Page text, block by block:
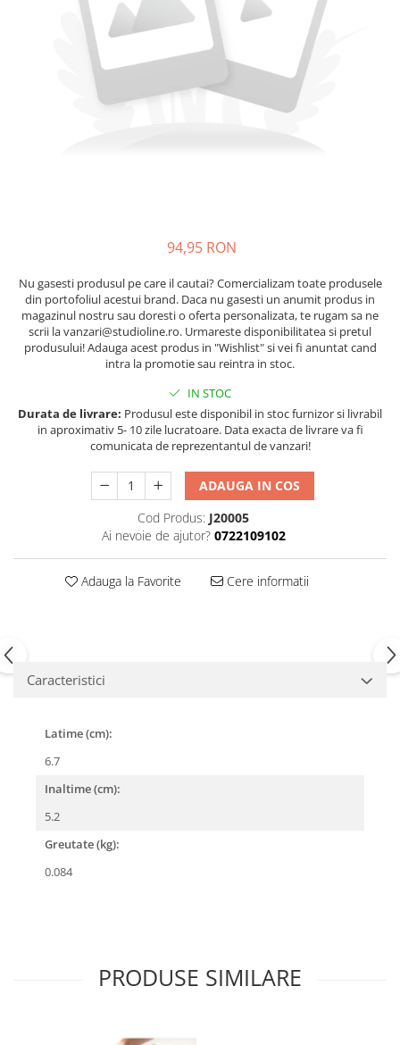
94,95 RON
Nu gasesti produsul pe care il cautai? Comercializam toate produsele
din portofoliul acestui brand. Daca nu gasesti un anumit produs in
magazinul nostru sau doresti o oferta personalizata, te rugam sa ne
scrii la vanzari@studioline.ro. Urmareste disponibilitatea si pretul
produsului! Adauga acest produs in "Wishlist" si vei fi anuntat cand
intra la promotie sau reintra in stoc.
IN STOC
Durata de livrare: Produsul este disponibil in stoc furnizor si livrabil
in aproximativ 5- 10 zile lucratoare. Data exacta de livrare va fi
comunicata de reprezentantul de vanzari!
ADAUGA IN COS
Cod Produs: J20005
Ai nevoie de ajutor? 0722109102
Adauga la Favorite Cere informatii
Caracteristici
Latime (cm):
6.7
Inaltime (cm):
5.2
Greutate (kg):
0.084
PRODUSE SIMILARE